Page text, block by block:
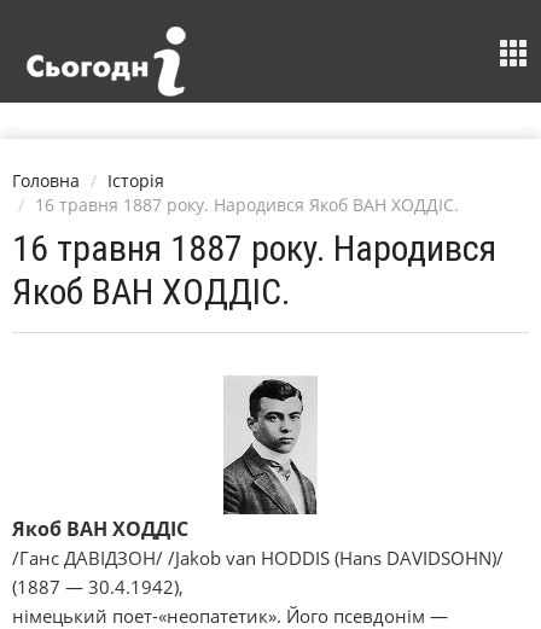
Головна
Історія
16 травня 1887 року. Народився Якоб ВАН ХОДДІС.
16 травня 1887 року. Народився
Якоб ВАН ХОДДІС.
Якоб ВАН ХОДДІС
/Ганс ДАВІДЗОН/ /Jakob van HODDIS (Hans DAVIDSOHN)/
(1887 — 30.4.1942),
німецький поет-«неопатетик». Його псевдонім —